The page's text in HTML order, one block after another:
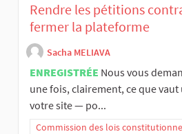
Rendre les pétitions
fermer la plateforme
Sacha MELIAVA
ENREGISTRÉE Nous vous
une fois, clairement, ce que
votre site — po...
Commission des lois